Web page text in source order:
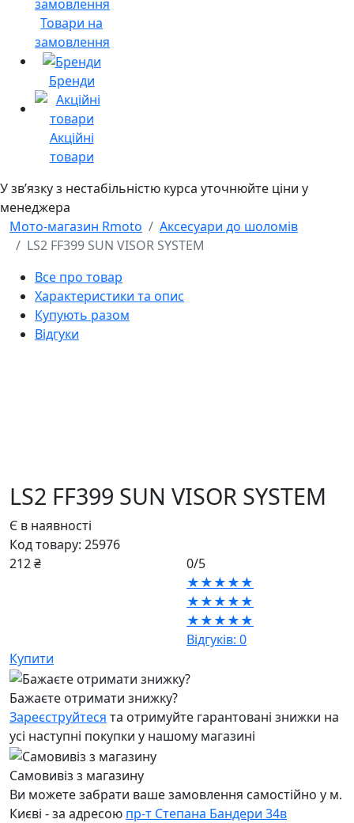
Товари на
замовлення
Бренди
Акційні
товари
У звʼязку з нестабільністю курса уточнюйте ціни у
менеджера
Мото-магазин Rmoto
Аксесуари до шоломів
LS2 FF399 SUN VISOR SYSTEM
Все про товар
Характеристики та опис
Купують разом
Відгуки
LS2 FF399 SUN VISOR SYSTEM
Є в наявності
Код товару: 25976
212 ₴
0/5
★★★★★
★★★★★
★★★★★
Відгуків: 0
Купити
Бажаєте отримати знижку?
Зареєструйтеся та отримуйте гарантовані знижки на
усі наступні покупки у нашому магазині
Самовивіз з магазину
Ви можете забрати ваше замовлення самостійно у м.
Києві - за адресою пр-т Степана Бандери 34в